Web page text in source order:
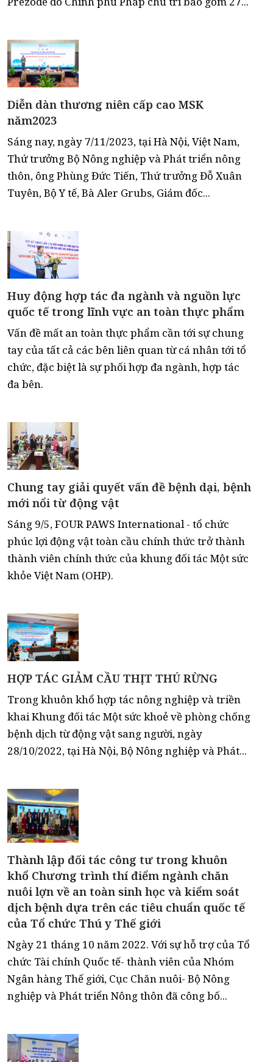
Diễn dàn thương niên cấp cao MSK
năm2023
Sáng nay, ngày 7/11/2023, tại Hà Nội, Việt Nam,
Thứ trưởng Bộ Nông nghiệp và Phát triển nông
thôn, ông Phùng Đức Tiến, Thứ trưởng Đỗ Xuân
Tuyên, Bộ Y tế, Bà Aler Grubs, Giám đốc...
Huy động hợp tác đa ngành và nguồn lực
quốc tế trong lĩnh vực an toàn thực phẩm
Vấn đề mất an toàn thực phẩm cần tới sự chung
tay của tất cả các bên liên quan từ cá nhân tới tổ
chức, đặc biệt là sự phối hợp đa ngành, hợp tác
đa bên.
Chung tay giải quyết vấn đề bệnh dại, bệnh
mới nổi từ động vật
Sáng 9/5, FOUR PAWS International - tổ chức
phúc lợi động vật toàn cầu chính thức trở thành
thành viên chính thức của khung đối tác Một sức
khỏe Việt Nam (OHP).
HỢP TÁC GIẢM CẦU THỊT THÚ RỪNG
Trong khuôn khổ hợp tác nông nghiệp và triền
khai Khung đối tác Một sức khoẻ về phòng chống
bệnh dịch từ động vật sang người, ngày
28/10/2022, tại Hà Nội, Bộ Nông nghiệp và Phát...
Thành lập đối tác công tư trong khuôn
khổ Chương trình thí điểm ngành chăn
nuôi lợn về an toàn sinh học và kiểm soát
dịch bệnh dựa trên các tiêu chuẩn quốc tế
của Tổ chức Thú y Thế giới
Ngày 21 tháng 10 năm 2022. Với sự hỗ trợ của Tổ
chức Tài chính Quốc tế- thành viên của Nhóm
Ngân hàng Thế giới, Cục Chăn nuôi- Bộ Nông
nghiệp và Phát triển Nông thôn đã công bố...